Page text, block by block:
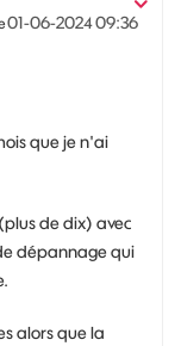
‎01-06-202409:36
que je n'ai
de dix) avec
dépannage qui
alors que la